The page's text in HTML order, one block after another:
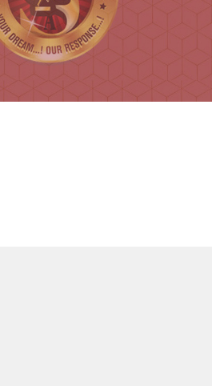
TET Achivers